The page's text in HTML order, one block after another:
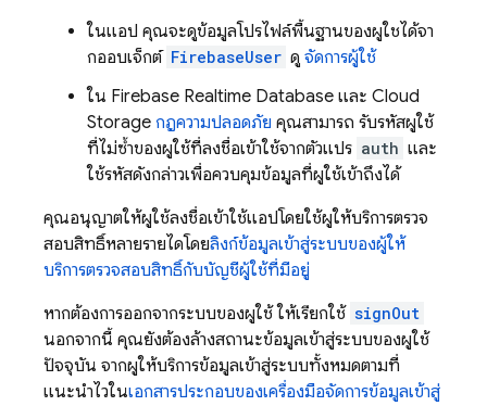
ในแอป คุณจะดูข้อมูลโปรไฟล์พื้นฐานของผู้ใช้ได้จา
กออบเจ็กต์ FirebaseUser ดู จัดการผู้ใช้
ใน Firebase Realtime Database และ Cloud
Storage กฎความปลอดภัย คุณสามารถ รับรหัสผู้ใช้
ที่ไม่ซ้ำของผู้ใช้ที่ลงชื่อเข้าใช้จากตัวแปร auth และ
ใช้รหัสดังกล่าวเพื่อควบคุมข้อมูลที่ผู้ใช้เข้าถึงได้
คุณอนุญาตให้ผู้ใช้ลงชื่อเข้าใช้แอปโดยใช้ผู้ให้บริการตรวจ
สอบสิทธิ์หลายรายได้โดยลิงก์ข้อมูลเข้าสู่ระบบของผู้ให้
บริการตรวจสอบสิทธิ์กับบัญชีผู้ใช้ที่มีอยู่
หากต้องการออกจากระบบของผู้ใช้ ให้เรียกใช้ signOut
นอกจากนี้ คุณยังต้องล้างสถานะข้อมูลเข้าสู่ระบบของผู้ใช้
ปัจจุบัน จากผู้ให้บริการข้อมูลเข้าสู่ระบบทั้งหมดตามที่
แนะนำไว้ในเอกสารประกอบของเครื่องมือจัดการข้อมูลเข้าสู่